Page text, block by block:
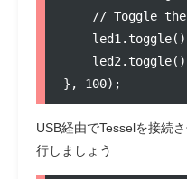
// Toggle
USB経由でTesselを接続
行しましょう